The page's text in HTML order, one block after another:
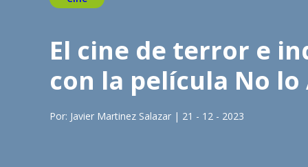
El cine de terror e
con la película No lo
Por: Javier Martinez Salazar | 21 - 12 - 2023